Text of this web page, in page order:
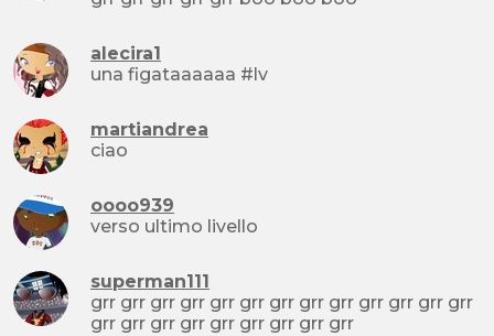
alecira1
una figataaaaaa #lv
martiandrea
ciao
oooo939
verso ultimo livello
superman111
grr grr grr grr grr grr grr grr grr grr grr grr grr
grr grr grr grr grr grr grr grr grr